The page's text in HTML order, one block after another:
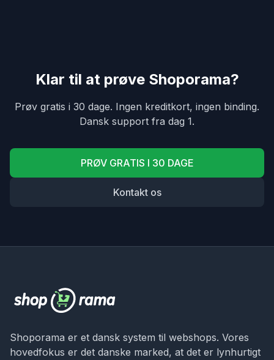
Klar til at prøve Shoporama?
Prøv gratis i 30 dage. Ingen kreditkort, ingen binding.
Dansk support fra dag 1.
PRØV GRATIS I 30 DAGE
Kontakt os
Shoporama er et dansk system til webshops. Vores
hovedfokus er det danske marked, at det er lynhurtigt